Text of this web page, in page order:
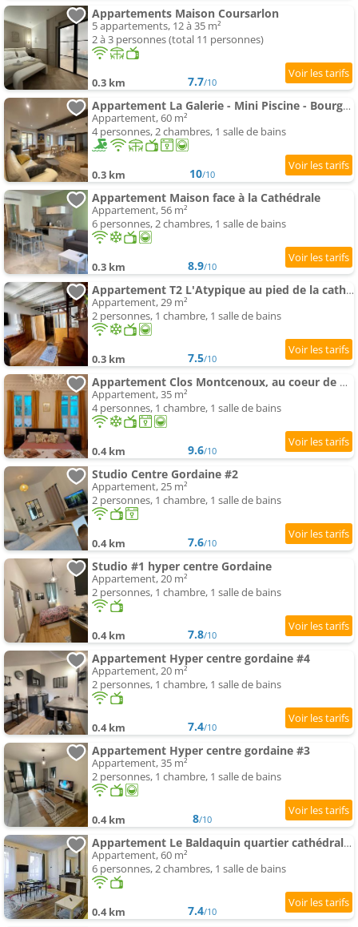
Appartements Maison Coursarlon
5 appartements, 12 à 35 m²
2 à 3 personnes (total 11 personnes)
0.3 km 7.7/10
Appartement La Galerie - Mini Piscine - Bourges Originale
Appartement, 60 m²
4 personnes, 2 chambres, 1 salle de bains
0.3 km 10/10
Appartement Maison face à la Cathédrale
Appartement, 56 m²
6 personnes, 2 chambres, 1 salle de bains
0.3 km 8.9/10
Appartement T2 L'Atypique au pied de la cathédrale
Appartement, 29 m²
2 personnes, 1 chambre, 1 salle de bains
0.3 km 7.5/10
Appartement Clos Montcenoux, au coeur de Bourges.
Appartement, 35 m²
4 personnes, 1 chambre, 1 salle de bains
0.4 km 9.6/10
Studio Centre Gordaine #2
Appartement, 25 m²
2 personnes, 1 chambre, 1 salle de bains
0.4 km 7.6/10
Studio #1 hyper centre Gordaine
Appartement, 20 m²
2 personnes, 1 chambre, 1 salle de bains
0.4 km 7.8/10
Appartement Hyper centre gordaine #4
Appartement, 20 m²
2 personnes, 1 chambre, 1 salle de bains
0.4 km 7.4/10
Appartement Hyper centre gordaine #3
Appartement, 35 m²
2 personnes, 1 chambre, 1 salle de bains
0.4 km 8/10
Appartement Le Baldaquin quartier cathédrale-marais
Appartement, 60 m²
6 personnes, 2 chambres, 1 salle de bains
0.4 km 7.4/10